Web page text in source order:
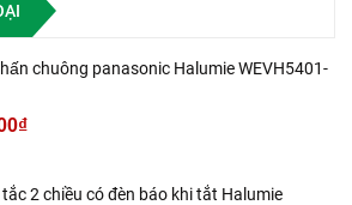
chuông panasonic Halumie WEVH5401-
2 chiều có đèn báo khi tắt Halumie